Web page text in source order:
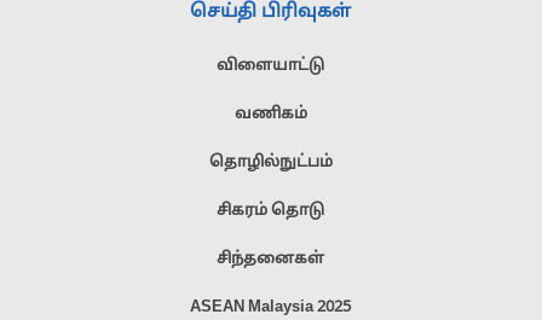
செய்தி பிரிவுகள்
விளையாட்டு
வணிகம்
தொழில்நுட்பம்
சிகரம் தொடு
சிந்தனைகள்
ASEAN Malaysia 2025